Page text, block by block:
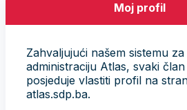
Moj profil
Zahvaljujući našem sistemu za
administraciju Atlas, svaki
posjeduje vlastiti profil na
atlas.sdp.ba.